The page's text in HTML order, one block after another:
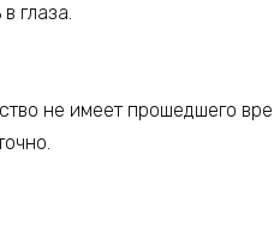
глаза.
не имеет прошедшего